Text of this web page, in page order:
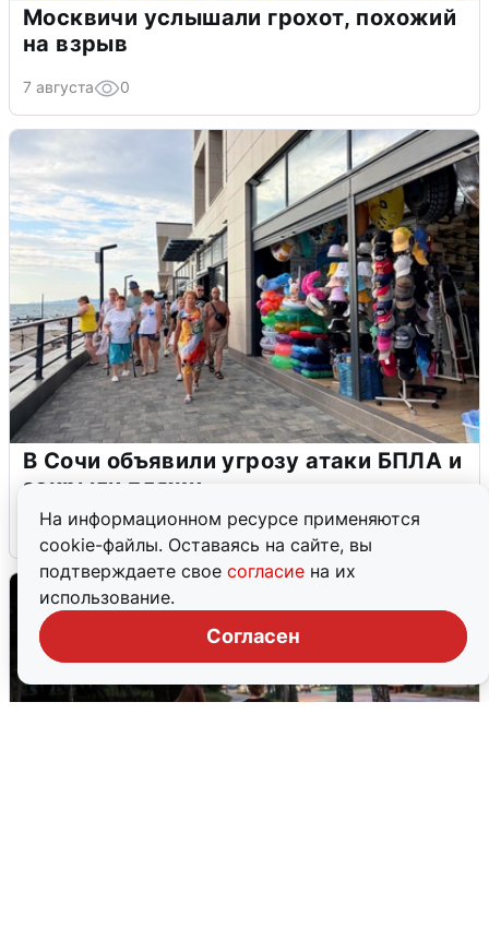
На информационном ресурсе применяются
cookie-файлы. Оставаясь на сайте, вы
подтверждаете свое согласие на их
использование.
Согласен
Москвичи услышали грохот, похожий
на взрыв
7 августа 0
В Сочи объявили угрозу атаки БПЛА и
закрыли пляжи
6 августа 0